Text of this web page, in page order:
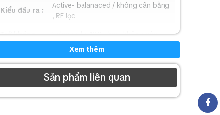
Kiểu đầu ra :
Active- balanaced / không cân bằng
, RF lọc
Trở kháng
Balanced > 120 ohm , không cân
bằng > 60 ohm
Max Output:
> + 20dBu cân bằng / không cân
bằng vào 2k ohm hoặc cao hơn
20Hz đến 20kHz , + 0.5 / 0.25dB
Xem thêm
Sản phẩm liên quan